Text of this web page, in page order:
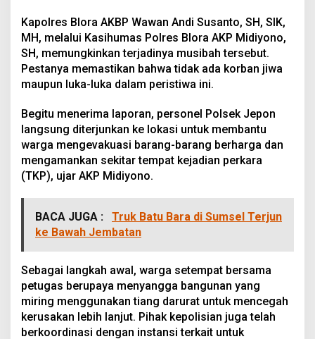
Kapolres Blora AKBP Wawan Andi Susanto, SH, SIK,
MH, melalui Kasihumas Polres Blora AKP Midiyono,
SH, memungkinkan terjadinya musibah tersebut.
Pestanya memastikan bahwa tidak ada korban jiwa
maupun luka-luka dalam peristiwa ini.
Begitu menerima laporan, personel Polsek Jepon
langsung diterjunkan ke lokasi untuk membantu
warga mengevakuasi barang-barang berharga dan
mengamankan sekitar tempat kejadian perkara
(TKP), ujar AKP Midiyono.
BACA JUGA :
Truk Batu Bara di Sumsel Terjun
ke Bawah Jembatan
Sebagai langkah awal, warga setempat bersama
petugas berupaya menyangga bangunan yang
miring menggunakan tiang darurat untuk mencegah
kerusakan lebih lanjut. Pihak kepolisian juga telah
berkoordinasi dengan instansi terkait untuk